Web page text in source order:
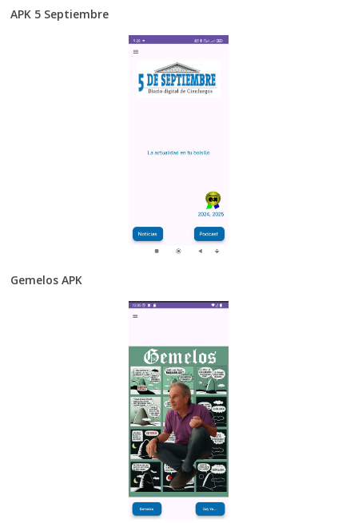
APK 5 Septiembre
Gemelos APK